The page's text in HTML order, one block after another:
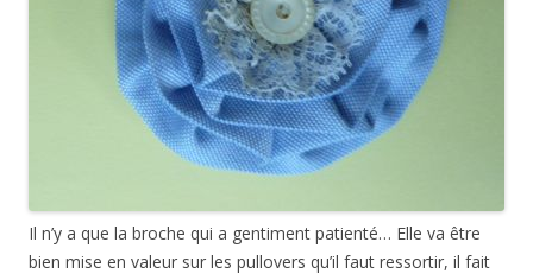
Il n’y a que la broche qui a gentiment patienté… Elle va être
bien mise en valeur sur les pullovers qu’il faut ressortir, il fait